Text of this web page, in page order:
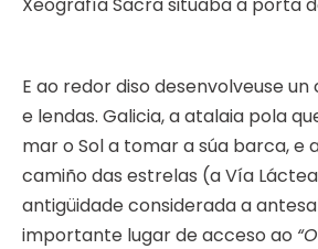
Xeografía Sacra situaba a porta
E ao redor diso desenvolveuse
e lendas. Galicia, a atalaia pola
mar o Sol a tomar a súa barca, e
camiño das estrelas (a Vía
antigüidade considerada a
importante lugar de acceso ao